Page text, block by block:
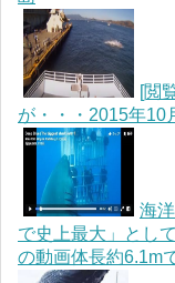
[閲
が・・・2015年10
海
で史上最大」とし
の動画体長約6.1m